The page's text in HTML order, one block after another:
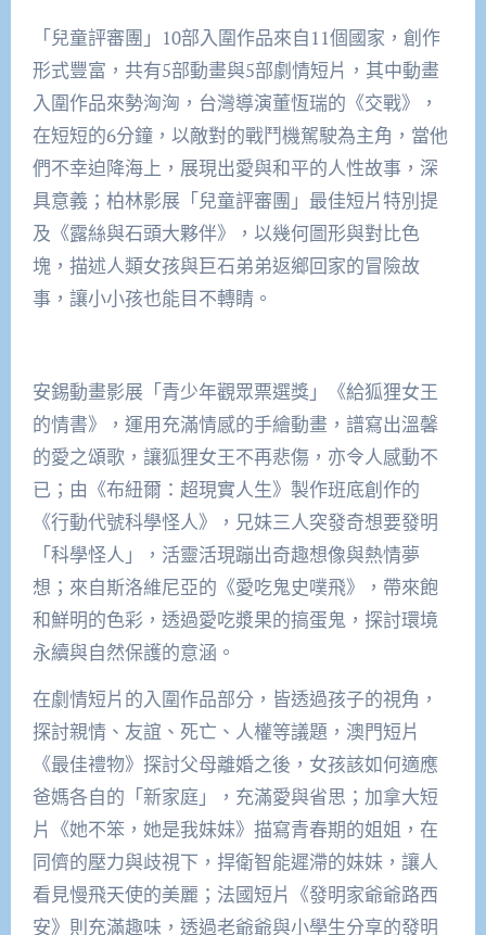
「兒童評審團」10部入圍作品來自11個國家，創作
形式豐富，共有5部動畫與5部劇情短片，其中動畫
入圍作品來勢洶洶，台灣導演董恆瑞的《交戰》，
在短短的6分鐘，以敵對的戰鬥機駕駛為主角，當他
們不幸迫降海上，展現出愛與和平的人性故事，深
具意義；柏林影展「兒童評審團」最佳短片特別提
及《露絲與石頭大夥伴》，以幾何圖形與對比色
塊，描述人類女孩與巨石弟弟返鄉回家的冒險故
事，讓小小孩也能目不轉睛。
安錫動畫影展「青少年觀眾票選獎」《給狐狸女王
的情書》，運用充滿情感的手繪動畫，譜寫出溫馨
的愛之頌歌，讓狐狸女王不再悲傷，亦令人感動不
已；由《布紐爾：超現實人生》製作班底創作的
《行動代號科學怪人》，兄妹三人突發奇想要發明
「科學怪人」，活靈活現蹦出奇趣想像與熱情夢
想；來自斯洛維尼亞的《愛吃鬼史噗飛》，帶來飽
和鮮明的色彩，透過愛吃漿果的搞蛋鬼，探討環境
永續與自然保護的意涵。
在劇情短片的入圍作品部分，皆透過孩子的視角，
探討親情、友誼、死亡、人權等議題，澳門短片
《最佳禮物》探討父母離婚之後，女孩該如何適應
爸媽各自的「新家庭」，充滿愛與省思；加拿大短
片《她不笨，她是我妹妹》描寫青春期的姐姐，在
同儕的壓力與歧視下，捍衛智能遲滯的妹妹，讓人
看見慢飛天使的美麗；法國短片《發明家爺爺路西
安》則充滿趣味，透過老爺爺與小學生分享的發明